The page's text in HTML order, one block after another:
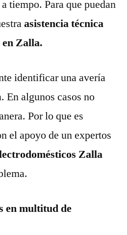
tiempo. Para que puedan
asistencia técnica
Zalla.
identificar una avería
En algunos casos no
Por lo que es
el apoyo de un expertos
Zalla
en multitud de